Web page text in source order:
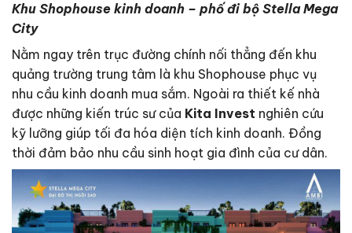
Khu Shophouse kinh doanh – phố đi bộ Stella Mega
City
Nằm ngay trên trục đường chính nối thẳng đến khu
quảng trường trung tâm là khu Shophouse phục vụ
nhu cầu kinh doanh mua sắm. Ngoài ra thiết kế nhà
được những kiến trúc sư của Kita Invest nghiên cứu
kỹ lưỡng giúp tối đa hóa diện tích kinh doanh. Đồng
thời đảm bảo nhu cầu sinh hoạt gia đình của cư dân.